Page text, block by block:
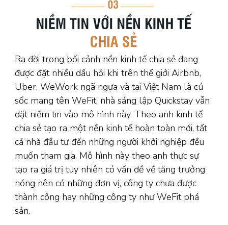
Ra đời trong bối cảnh nền kinh tế chia sẻ đang
được đặt nhiều dấu hỏi khi trên thế giới Airbnb,
Uber, WeWork ngã ngựa và tại Việt Nam là cú
sốc mang tên WeFit, nhà sáng lập Quickstay vẫn
đặt niềm tin vào mô hình này. Theo anh kinh tế
chia sẻ tạo ra một nền kinh tế hoàn toàn mới, tất
cả nhà đầu tư đến những người khởi nghiệp đều
muốn tham gia. Mô hình này theo anh thực sự
tạo ra giá trị tuy nhiên có vấn đề về tăng trưởng
nóng nên có những đơn vị, công ty chưa được
thành công hay những công ty như WeFit phá
sản.